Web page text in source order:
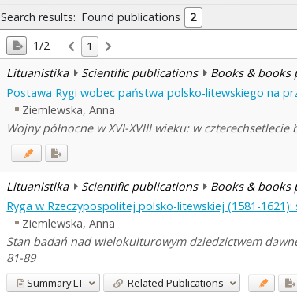
Search results: Found publications
2
1/2
1
Lituanistika
Scientific publications Books & books
Postawa Rygi wobec państwa polsko-litewskiego na
Ziemlewska, Anna
Wojny północne w XVI-XVIII wieku: w
Lituanistika Scientific publications Books & books
Ryga w Rzeczypospolitej polsko-litewskiej (1581-
Ziemlewska, Anna
Stan badań nad wielokulturowym dziedzictwem
81-89
SummaryLT Related Publications